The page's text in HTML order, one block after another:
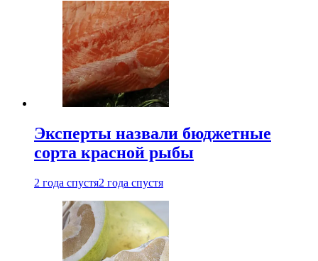
Эксперты назвали бюджетные
сорта красной рыбы
2 года спустя2 года спустя